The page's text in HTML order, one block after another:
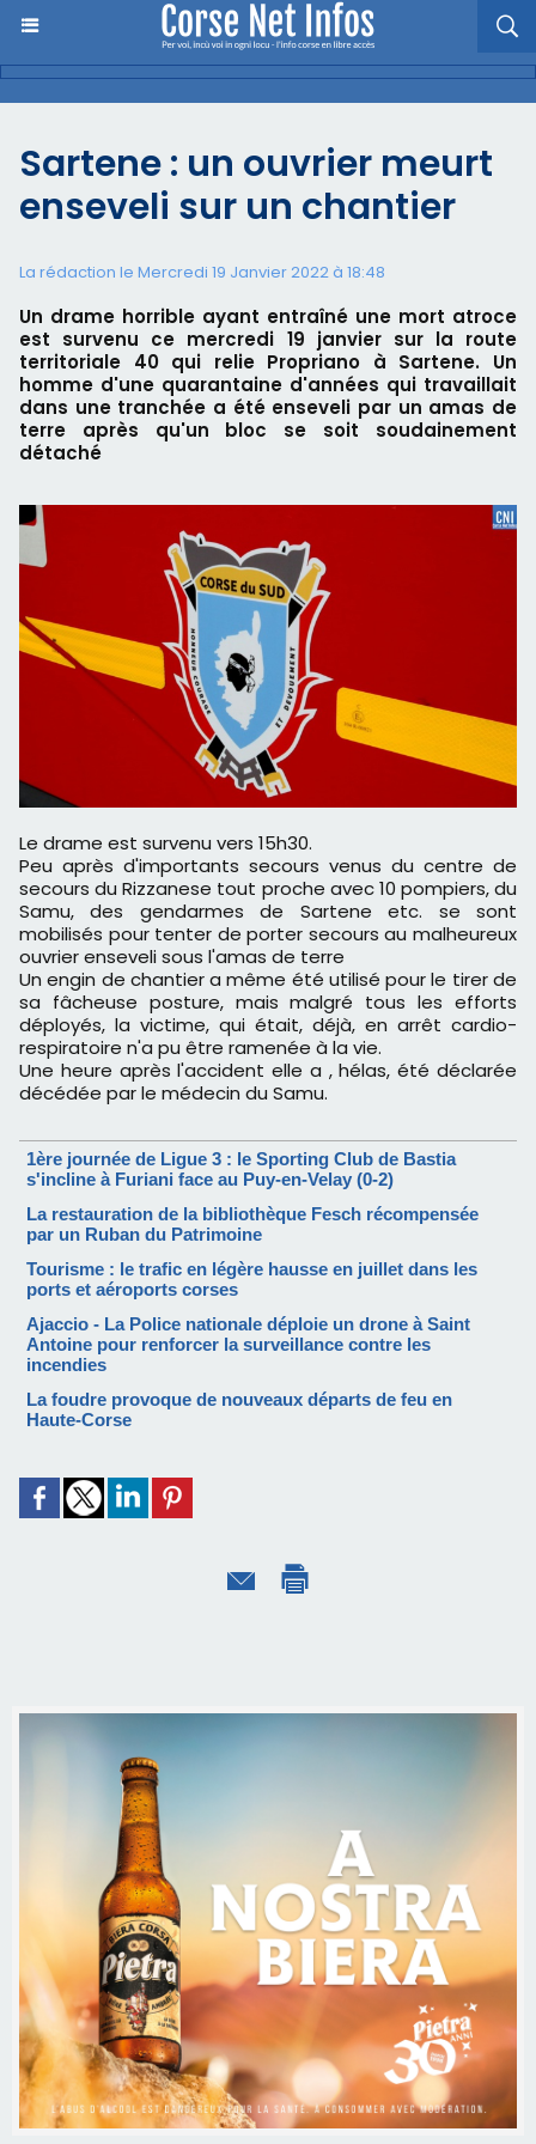
Sartene : un ouvrier meurt
enseveli sur un chantier
La rédaction le Mercredi 19 Janvier 2022 à 18:48
Un drame horrible ayant entraîné une mort atroce
est survenu ce mercredi 19 janvier sur la route
territoriale 40 qui relie Propriano à Sartene. Un
homme d'une quarantaine d'années qui travaillait
dans une tranchée a été enseveli par un amas de
terre après qu'un bloc se soit soudainement
détaché
Le drame est survenu vers 15h30.
Peu après d'importants secours venus du centre de
secours du Rizzanese tout proche avec 10 pompiers, du
Samu, des gendarmes de Sartene etc. se sont
mobilisés pour tenter de porter secours au malheureux
ouvrier enseveli sous l'amas de terre
Un engin de chantier a même été utilisé pour le tirer de
sa fâcheuse posture, mais malgré tous les efforts
déployés, la victime, qui était, déjà, en arrêt cardio-
respiratoire n'a pu être ramenée à la vie.
Une heure après l'accident elle a , hélas, été déclarée
décédée par le médecin du Samu.
1ère journée de Ligue 3 : le Sporting Club de Bastia
s'incline à Furiani face au Puy-en-Velay (0-2)
La restauration de la bibliothèque Fesch récompensée
par un Ruban du Patrimoine
Tourisme : le trafic en légère hausse en juillet dans les
ports et aéroports corses
Ajaccio - La Police nationale déploie un drone à Saint
Antoine pour renforcer la surveillance contre les
incendies
La foudre provoque de nouveaux départs de feu en
Haute-Corse